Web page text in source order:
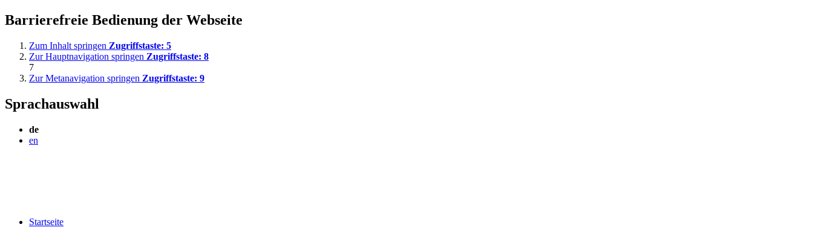
Barrierefreie Bedienung der Webseite
Zum Inhalt springen Zugriffstaste: 5
Zur Hauptnavigation springen Zugriffstaste: 8
7
Zur Metanavigation springen Zugriffstaste: 9
Sprachauswahl
de
en
Startseite